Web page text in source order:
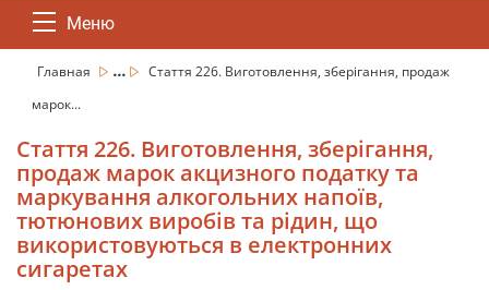
Меню
Главная ...
Стаття 226. Виготовлення, зберігання, продаж
марок...
Стаття 226. Виготовлення, зберігання,
продаж марок акцизного податку та
маркування алкогольних напоїв,
тютюнових виробів та рідин, що
використовуються в електронних
сигаретах